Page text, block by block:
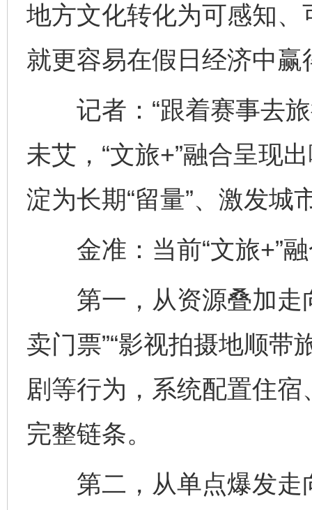
地方文化转化为可感知
就更容易在假日经济中赢
记者：“跟着赛事去旅
未艾，“文旅+”融合呈现
淀为长期“留量”、激发城
金准：当前“文旅+”融
第一，从资源叠加走
卖门票”“影视拍摄地顺带
剧等行为，系统配置住
完整链条。
第二，从单点爆发走